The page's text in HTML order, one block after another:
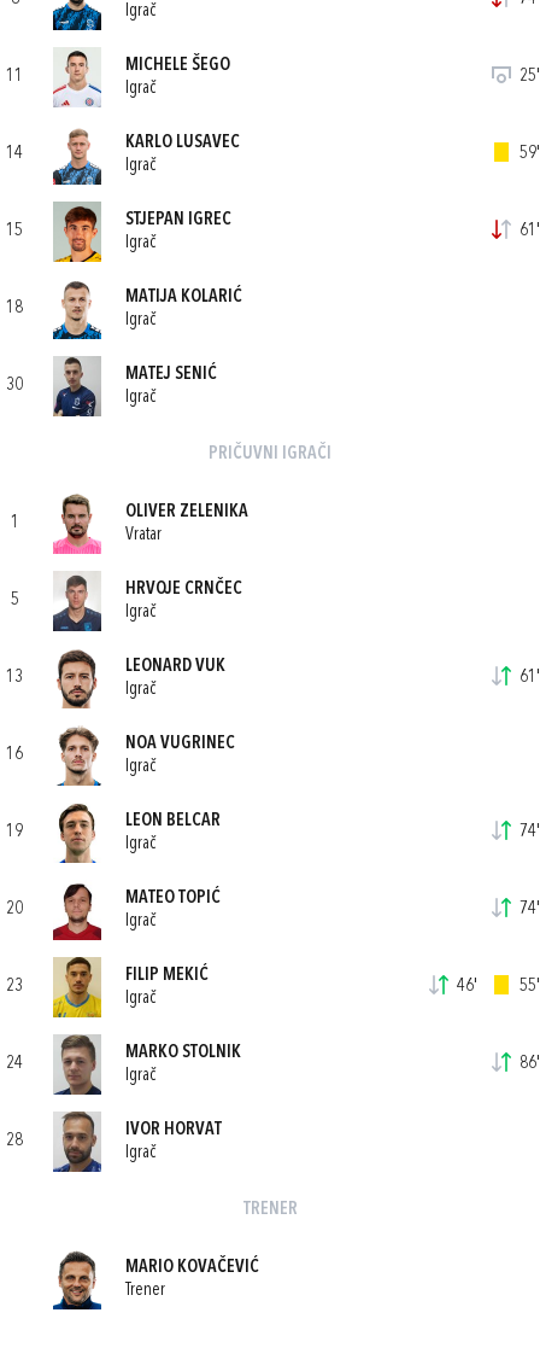
Igrač
11
MICHELE ŠEGO
Igrač
25'
14
KARLO LUSAVEC
Igrač
59'
15
STJEPAN IGREC
Igrač
61'
18
MATIJA KOLARIĆ
Igrač
30
MATEJ SENIĆ
Igrač
PRIČUVNI IGRAČI
1
OLIVER ZELENIKA
Vratar
5
HRVOJE CRNČEC
Igrač
13
LEONARD VUK
Igrač
61'
16
NOA VUGRINEC
Igrač
19
LEON BELCAR
Igrač
74'
20
MATEO TOPIĆ
Igrač
74'
23
FILIP MEKIĆ
Igrač
46' 55'
24
MARKO STOLNIK
Igrač
86'
28
IVOR HORVAT
Igrač
TRENER
MARIO KOVAČEVIĆ
Trener